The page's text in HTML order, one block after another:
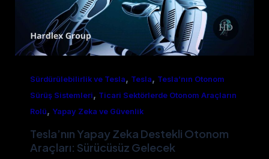
Sürdürülebilirlik ve Tesla, Tesla, Tesla’nın Otonom
Sürüş Sistemleri, Ticari Sektörlerde Otonom Araçların
Rolü, Yapay Zeka ve Güvenlik
Tesla’nın Yapay Zeka Destekli Otonom
Araçları: Sürücüsüz Gelecek